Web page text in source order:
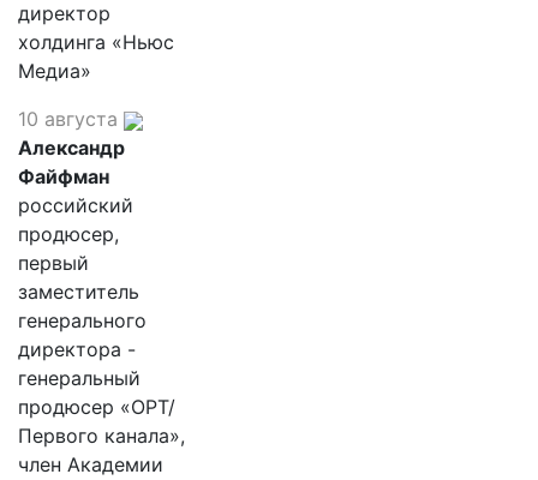
директор
холдинга «Ньюс
Медиа»
10 августа
Александр
Файфман
российский
продюсер,
первый
заместитель
генерального
директора -
генеральный
продюсер «ОРТ/
Первого канала»,
член Академии